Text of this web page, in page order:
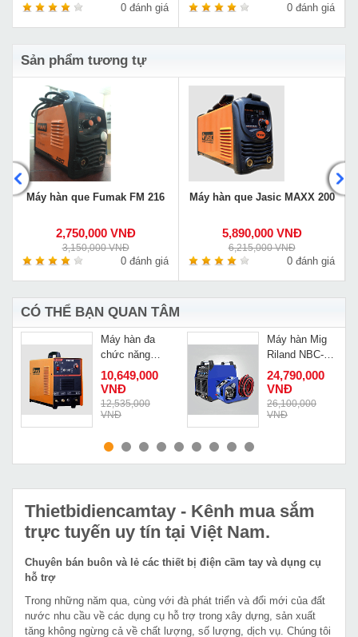
0 đánh giá 0 đánh giá
Sản phẩm tương tự
Máy hàn que Fumak FM 216
2,750,000 VNĐ
3,150,000 VNĐ
0 đánh giá
Máy hàn que Jasic MAXX 200
5,890,000 VNĐ
6,215,000 VNĐ
0 đánh giá
CÓ THỂ BẠN QUAN TÂM
MUA NGAY
Máy hàn đa
chức năng
Jasic CT416
10,649,000
VNĐ
12,535,000
VNĐ
MUA NGAY
Máy hàn Mig
Riland NBC-
350GF
24,790,000
VNĐ
26,100,000
VNĐ
Thietbidiencamtay - Kênh mua sắm
trực tuyến uy tín tại Việt Nam.
Chuyên bán buôn và lẻ các thiết bị điện cầm tay và dụng cụ
hỗ trợ
Trong những năm qua, cùng với đà phát triển và đổi mới của đất
nước nhu cầu về các dụng cụ hỗ trợ trong xây dựng, sản xuất
tăng không ngừng cả về chất lượng, số lượng, dịch vụ. Chúng tôi